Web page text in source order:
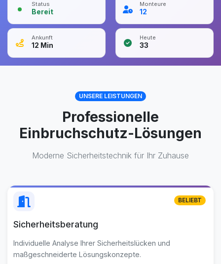
Status
Bereit
Monteure
12
Ankunft
12 Min
Heute
33
UNSERE LEISTUNGEN
Professionelle
Einbruchschutz-Lösungen
Moderne Sicherheitstechnik für Ihr Zuhause
Sicherheitsberatung
Individuelle Analyse Ihrer Sicherheitslücken und
maßgeschneiderte Lösungskonzepte.
BELIEBT